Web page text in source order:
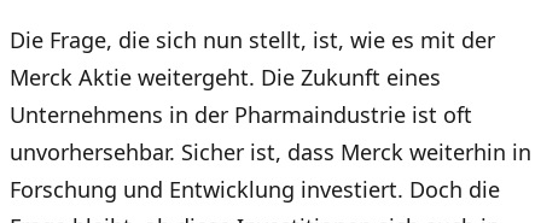
Die Frage, die sich nun stellt, ist, wie es mit der
Merck Aktie weitergeht. Die Zukunft eines
Unternehmens in der Pharmaindustrie ist oft
unvorhersehbar. Sicher ist, dass Merck weiterhin in
Forschung und Entwicklung investiert. Doch die